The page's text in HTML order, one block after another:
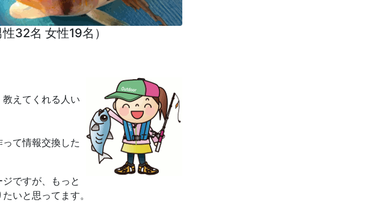
32名 女性19名）
えてくれる人い
て情報交換した
ですが、もっと
いと思ってます。